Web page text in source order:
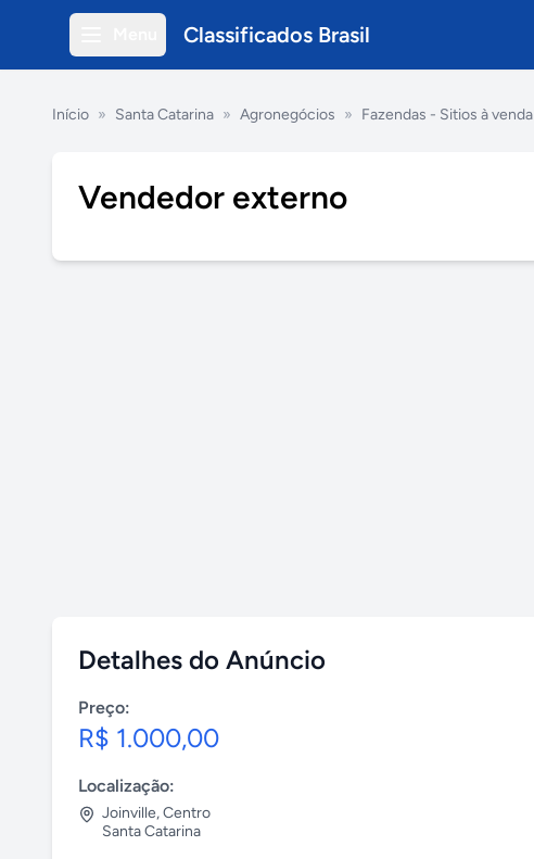
Classificados Brasil
Início » Santa Catarina » Agronegócios » Fazendas - Sitios à venda
Vendedor externo
Detalhes do Anúncio
Preço:
R$ 1.000,00
Localização:
Joinville,Centro
Santa Catarina